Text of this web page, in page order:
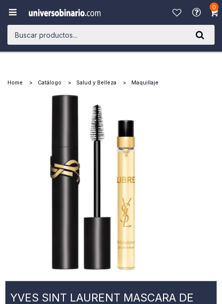
0

Home Catálogo Salud y Belleza Maquillaje
YVES SINT LAURENT MASCARA DE